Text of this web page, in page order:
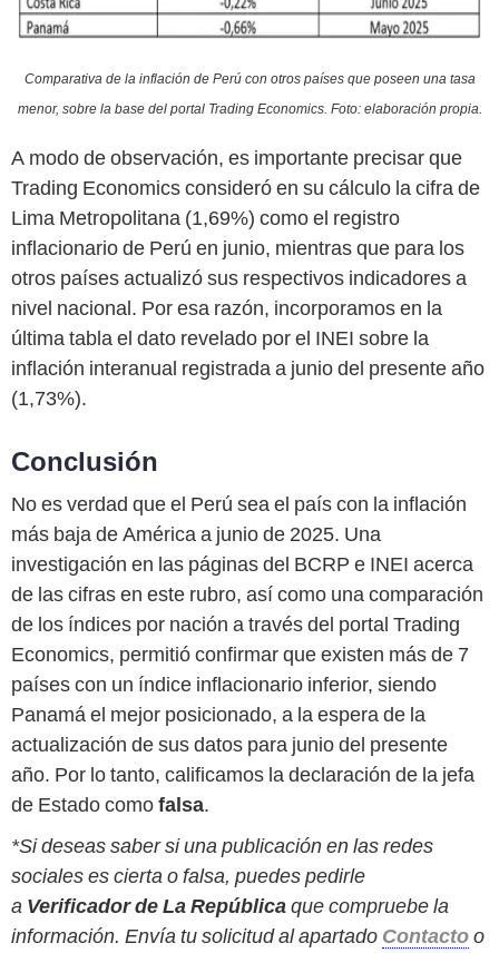
Comparativa de la inflación de Perú con otros países que poseen una tasa
menor, sobre la base del portal Trading Economics. Foto: elaboración propia.
A modo de observación, es importante precisar que
Trading Economics consideró en su cálculo la cifra de
Lima Metropolitana (1,69%) como el registro
inflacionario de Perú en junio, mientras que para los
otros países actualizó sus respectivos indicadores a
nivel nacional. Por esa razón, incorporamos en la
última tabla el dato revelado por el INEI sobre la
inflación interanual registrada a junio del presente año
(1,73%).
Conclusión
No es verdad que el Perú sea el país con la inflación
más baja de América a junio de 2025. Una
investigación en las páginas del BCRP e INEI acerca
de las cifras en este rubro, así como una comparación
de los índices por nación a través del portal Trading
Economics, permitió confirmar que existen más de 7
países con un índice inflacionario inferior, siendo
Panamá el mejor posicionado, a la espera de la
actualización de sus datos para junio del presente
año. Por lo tanto, calificamos la declaración de la jefa
de Estado comofalsa.
*Si deseas saber si una publicación en las redes
sociales es cierta o falsa, puedes pedirle
a Verificador de La Repúblicaque compruebe la
información. Envía tu solicitud al apartado Contactoo